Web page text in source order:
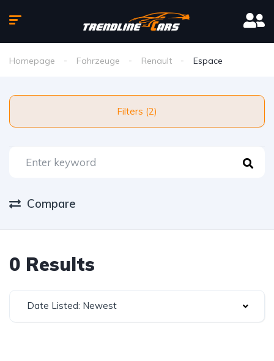
Homepage Fahrzeuge Renault Espace
Filters (2)
Compare
0 Results
Date Listed: Newest